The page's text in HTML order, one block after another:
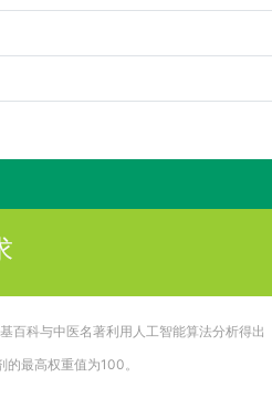
百科与中医名著利用人工智能算法分析得出
最高权重值为100。